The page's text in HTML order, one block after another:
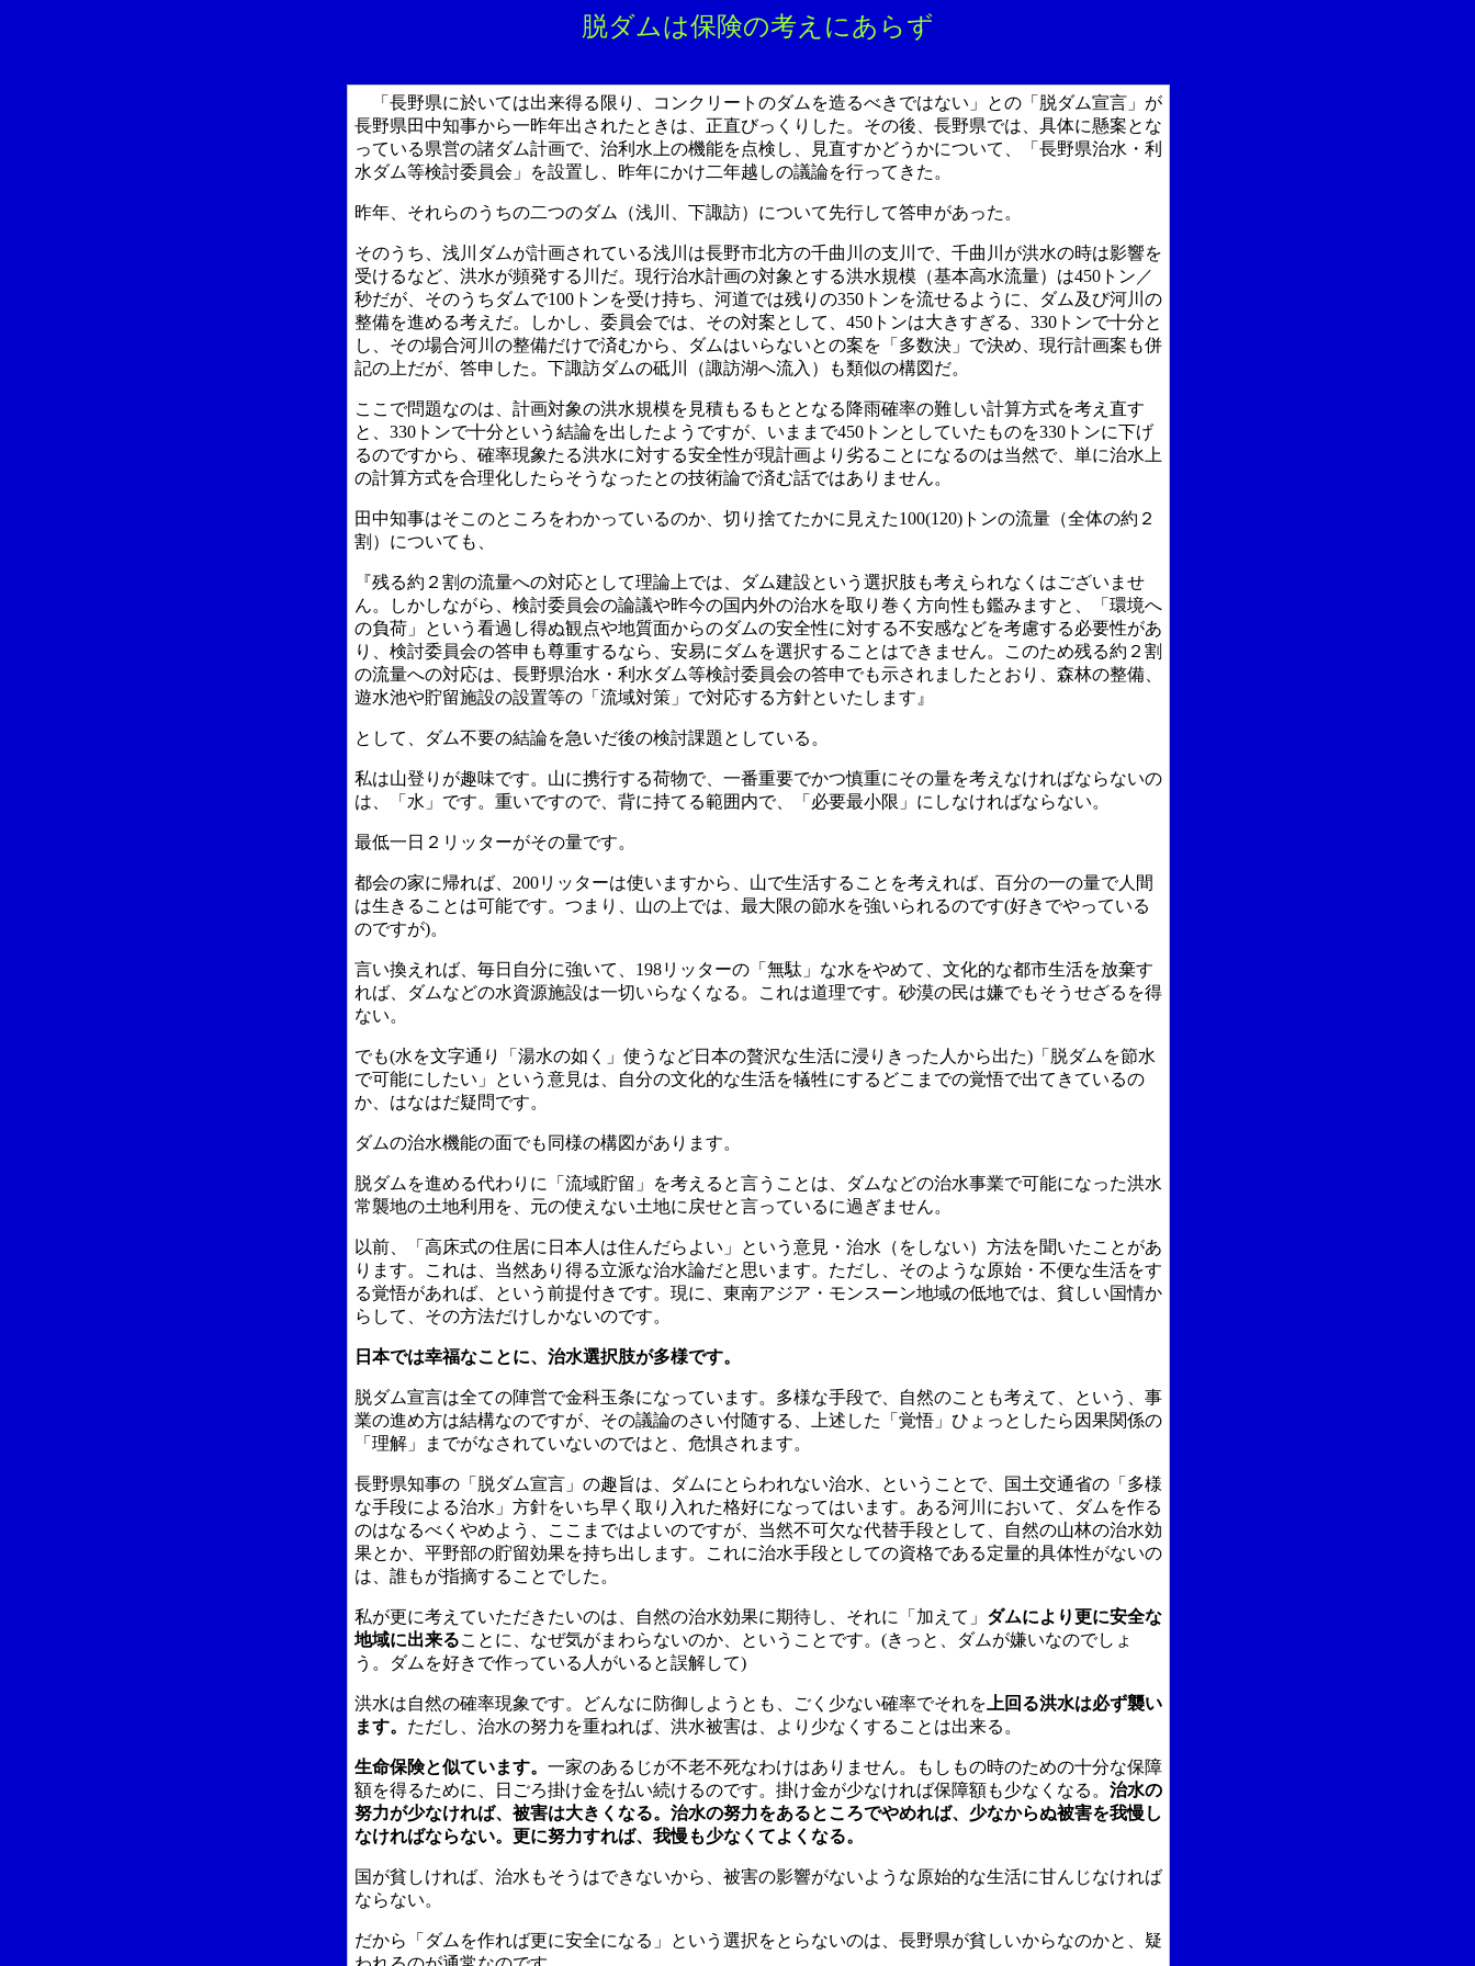
脱ダムは保険の考えにあらず
「長野県に於いては出来得る限り、コンクリートのダムを造るべきではない」との「脱ダム宣言」が
長野県田中知事から一昨年出されたときは、正直びっくりした。その後、長野県では、具体に懸案とな
っている県営の諸ダム計画で、治利水上の機能を点検し、見直すかどうかについて、「長野県治水・利
水ダム等検討委員会」を設置し、昨年にかけ二年越しの議論を行ってきた。
昨年、それらのうちの二つのダム（浅川、下諏訪）について先行して答申があった。
そのうち、浅川ダムが計画されている浅川は長野市北方の千曲川の支川で、千曲川が洪水の時は影響を
受けるなど、洪水が頻発する川だ。現行治水計画の対象とする洪水規模（基本高水流量）は450トン／
秒だが、そのうちダムで100トンを受け持ち、河道では残りの350トンを流せるように、ダム及び河川の
整備を進める考えだ。しかし、委員会では、その対案として、 450トンは大きすぎる、 330トンで十分と
し、その場合河川の整備だけで済むから、ダムはいらないとの案を「多数決」で決め、現行計画案も併
記の上だが、答申した。下諏訪ダムの砥川（諏訪湖へ流入）も類似の構図だ。
ここで問題なのは、計画対象の洪水規模を見積もるもととなる降雨確率の難しい計算方式を考え直す
と、 330トンで十分という結論を出したようですが、いままで450トンとしていたものを330トンに下げ
るのですから、確率現象たる洪水に対する安全性が現計画より劣ることになるのは当然で、単に治水上
の計算方式を合理化したらそうなったとの技術論で済む話ではありません。
田中知事はそこのところをわかっているのか、切り捨てたかに見えた100(120)トンの流量（全体の約２
割）についても、
『残る約２割の流量への対応として理論上では、ダム建設という選択肢も考えられなくはございませ
ん。しかしながら、検討委員会の論議や昨今の国内外の治水を取り巻く方向性も鑑みますと、「環境へ
の負荷」という看過し得ぬ観点や地質面からのダムの安全性に対する不安感などを考慮する必要性があ
り、検討委員会の答申も尊重するなら、安易にダムを選択することはできません。このため残る約２割
の流量への対応は、長野県治水・利水ダム等検討委員会の答申でも示されましたとおり、森林の整備、
遊水池や貯留施設の設置等の「流域対策」で対応する方針といたします』
として、ダム不要の結論を急いだ後の検討課題としている。
私は山登りが趣味です。山に携行する荷物で、一番重要でかつ慎重にその量を考えなければならないの
は、「水」です。重いですので、背に持てる範囲内で、「必要最小限」にしなければならない。
最低一日２リッターがその量です。
都会の家に帰れば、 200リッターは使いますから、山で生活することを考えれば、百分の一の量で人間
は生きることは可能です。つまり、山の上では、最大限の節水を強いられるのです(好きでやっている
のですが)。
言い換えれば、毎日自分に強いて、 198リッターの「無駄」な水をやめて、文化的な都市生活を放棄す
れば、ダムなどの水資源施設は一切いらなくなる。これは道理です。砂漠の民は嫌でもそうせざるを得
ない。
でも(水を文字通り「湯水の如く」使うなど日本の贅沢な生活に浸りきった人から出た)「脱ダムを節水
で可能にしたい」という意見は、自分の文化的な生活を犠牲にするどこまでの覚悟で出てきているの
か、はなはだ疑問です。
ダムの治水機能の面でも同様の構図があります。
脱ダムを進める代わりに「流域貯留」を考えると言うことは、ダムなどの治水事業で可能になった洪水
常襲地の土地利用を、元の使えない土地に戻せと言っているに過ぎません。
以前、「高床式の住居に日本人は住んだらよい」という意見・治水（をしない）方法を聞いたことがあ
ります。これは、当然あり得る立派な治水論だと思います。ただし、そのような原始・不便な生活をす
る覚悟があれば、という前提付きです。現に、東南アジア・モンスーン地域の低地では、貧しい国情か
らして、その方法だけしかないのです。
日本では幸福なことに、治水選択肢が多様です。
脱ダム宣言は全ての陣営で金科玉条になっています。多様な手段で、自然のことも考えて、という、事
業の進め方は結構なのですが、その議論のさい付随する、上述した「覚悟」ひょっとしたら因果関係の
「理解」までがなされていないのではと、危惧されます。
長野県知事の「脱ダム宣言」の趣旨は、ダムにとらわれない治水、ということで、国土交通省の「多様
な手段による治水」方針をいち早く取り入れた格好になってはいます。ある河川において、ダムを作る
のはなるべくやめよう、ここまではよいのですが、当然不可欠な代替手段として、自然の山林の治水効
果とか、平野部の貯留効果を持ち出します。これに治水手段としての資格である定量的具体性がないの
は、誰もが指摘することでした。
私が更に考えていただきたいのは、自然の治水効果に期待し、それに「加えて」 ダムにより更に安全な
地域に出来ることに、なぜ気がまわらないのか、ということです。(きっと、ダムが嫌いなのでしょ
う。ダムを好きで作っている人がいると誤解して)
洪水は自然の確率現象です。どんなに防御しようとも、ごく少ない確率でそれを 上回る洪水は必ず襲い
ます。 ただし、治水の努力を重ねれば、洪水被害は、より少なくすることは出来る。
生命保険と似ています。 一家のあるじが不老不死なわけはありません。もしもの時のための十分な保障
額を得るために、日ごろ掛け金を払い続けるのです。掛け金が少なければ保障額も少なくなる。 治水の
努力が少なければ、被害は大きくなる。治水の努力をあるところでやめれば、少なからぬ被害を我慢し
なければならない。更に努力すれば、我慢も少なくてよくなる。
国が貧しければ、治水もそうはできないから、被害の影響がないような原始的な生活に甘んじなければ
ならない。
だから「ダムを作れば更に安全になる」という選択をとらないのは、長野県が貧しいからなのかと、疑